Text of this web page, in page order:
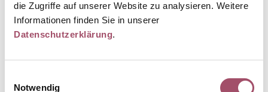
die Zugriffe auf unserer Website zu analysieren. Weitere
Informationen finden Sie in unserer
Datenschutzerklärung.
Notwendig
Notfalltraining für Angehörige von
Risikopatienten